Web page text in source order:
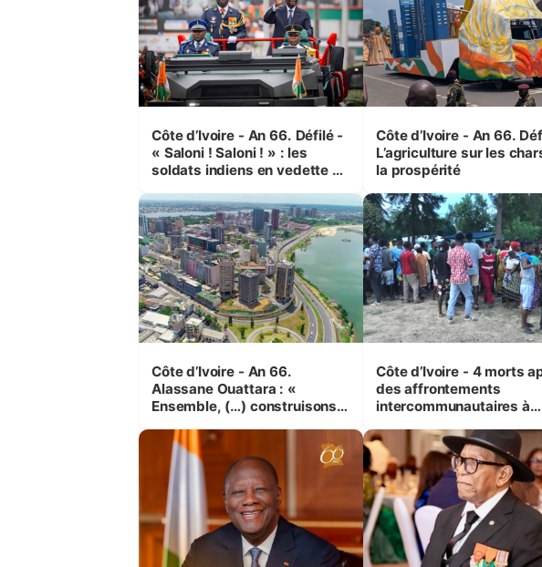
Côte d’Ivoire - An 66. Défilé -
« Saloni ! Saloni ! » : les
soldats indiens en vedette à
Côte d’Ivoire - An 66.
L’agriculture sur les
la prospérité
Côte d’Ivoire - An 66.
Alassane Ouattara : «
Ensemble, (…) construisons
mêmes et pour les
générations futures »
Côte d’Ivoire - 4 morts
des affrontements
intercommunautaires à
correspondant au milieu
sinistrés